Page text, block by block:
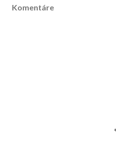
Komentáre